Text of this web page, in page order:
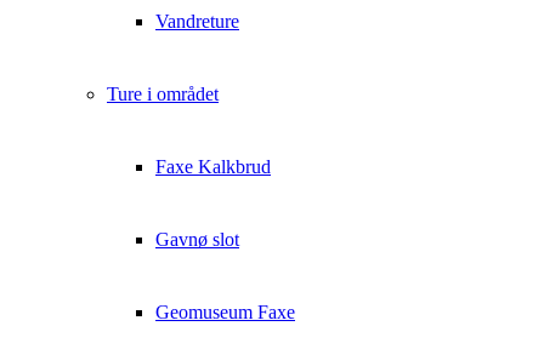
Vandreture
Ture i området
Faxe Kalkbrud
Gavnø slot
Geomuseum Faxe